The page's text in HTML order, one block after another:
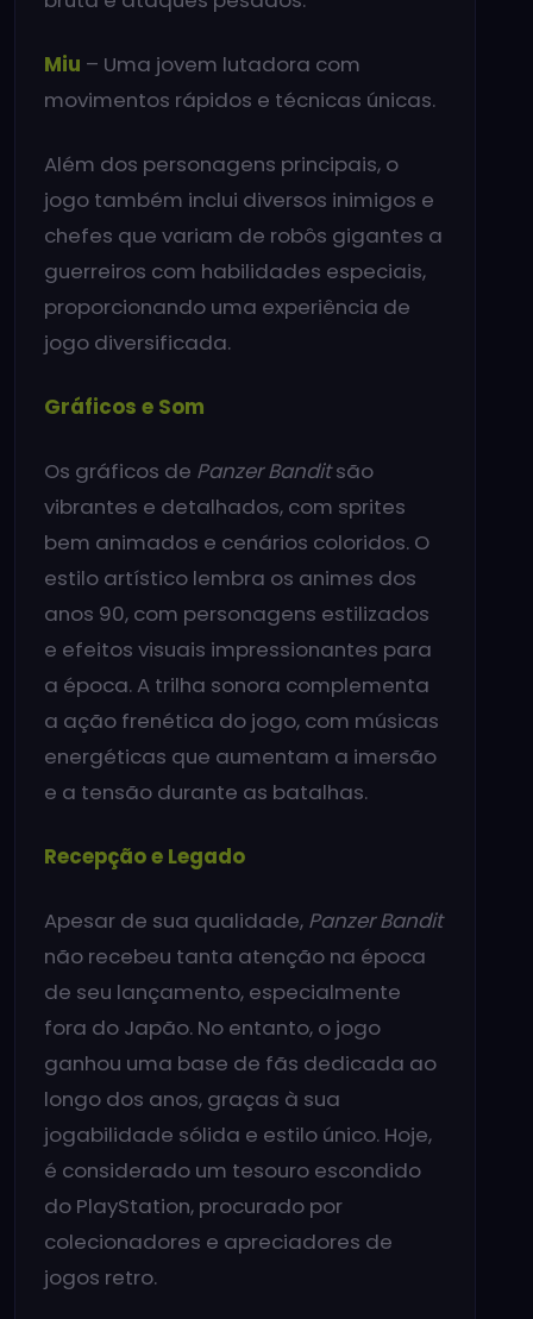
Miu – Uma jovem lutadora com
movimentos rápidos e técnicas únicas.
Além dos personagens principais, o
jogo também inclui diversos inimigos e
chefes que variam de robôs gigantes a
guerreiros com habilidades especiais,
proporcionando uma experiência de
jogo diversificada.
Gráficos e Som
Os gráficos de Panzer Banditsão
vibrantes e detalhados, com sprites
bem animados e cenários coloridos. O
estilo artístico lembra os animes dos
anos 90, com personagens estilizados
e efeitos visuais impressionantes para
a época. A trilha sonora complementa
a ação frenética do jogo, com músicas
energéticas que aumentam a imersão
e a tensão durante as batalhas.
Recepção e Legado
Apesar de sua qualidade, Panzer Bandit
não recebeu tanta atenção na época
de seu lançamento, especialmente
fora do Japão. No entanto, o jogo
ganhou uma base de fãs dedicada ao
longo dos anos, graças à sua
jogabilidade sólida e estilo único. Hoje,
é considerado um tesouro escondido
do PlayStation, procurado por
colecionadores e apreciadores de
jogos retro.